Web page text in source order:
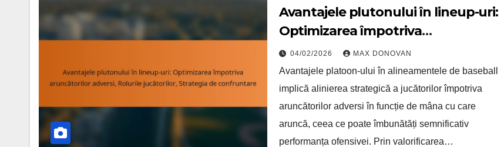
Avantajele plutonului în lineup-uri:
Optimizarea împotriva
aruncătorilor adversi, Rolurile
jucătorilor, Strategia de
confruntare
04/02/2026 MAX DONOVAN
Avantajele platoon-ului în alineamentele de baseball
implică alinierea strategică a jucătorilor împotriva
aruncătorilor adversi în funcție de mâna cu care
aruncă, ceea ce poate îmbunătăți semnificativ
performanța ofensivei. Prin valorificarea…